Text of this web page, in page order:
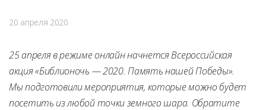
20 апреля 2020
25 апреля в режиме онлайн начнется Всероссийская
акция «Библионочь — 2020. Память нашей Победы».
Мы подготовили мероприятия, которые можно будет
посетить из любой точки земного шара. Обратите